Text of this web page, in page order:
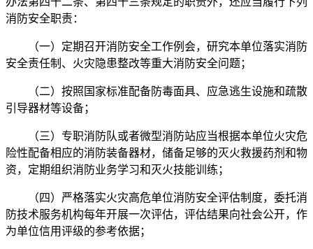
消防安全职责：
（一）定期召开消防安全工作例会，研究本单位落实消防
安全责任制、火灾隐患整改等重大消防安全问题；
（二）按照国家标准配备防毒面具、应急逃生设施和疏散
引导器材等设备；
（三）专职消防队或者微型消防站应当根据本单位火灾危
险性配备相应的消防装备器材，储备足够的灭火救援药剂和物
资，定期组织消防业务学习和灭火技能训练；
（四）严格落实火灾高危单位消防安全评估制度，委托消
防技术服务机构每年开展一次评估，评估结果向社会公开，作
为单位信用评级的参考依据；